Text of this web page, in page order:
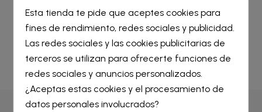
EFFACLAR GEL LIMPIADOR
PURIFICANTE LA...
17,78 €
ISDIN ACNIBEN RX
EMULSION LIMPIADORA...
18,06 €
Crear lista de deseos
Nombre de la lista de deseos
Iniciar sesión
Debe iniciar sesión para guardar productos en su lista de
deseos.
Esta tienda te pide que aceptes cookies para
fines de rendimiento, redes sociales y publicidad.
Las redes sociales y las cookies publicitarias de
terceros se utilizan para ofrecerte funciones de
redes sociales y anuncios personalizados.
¿Aceptas estas cookies y el procesamiento de
datos personales involucrados?